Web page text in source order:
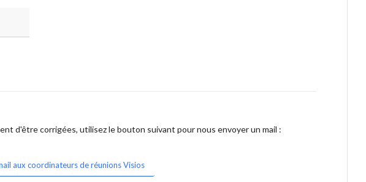
d'être corrigées, utilisez le bouton suivant pour nous envoyer un mail :
aux coordinateurs de réunions Visios